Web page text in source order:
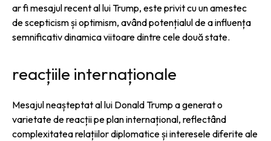
ar fi mesajul recent al lui Trump, este privit cu un amestec
de scepticism și optimism, având potențialul de a influența
semnificativ dinamica viitoare dintre cele două state.
reacțiile internaționale
Mesajul neașteptat al lui Donald Trump a generat o
varietate de reacții pe plan internațional, reflectând
complexitatea relațiilor diplomatice și interesele diferite ale